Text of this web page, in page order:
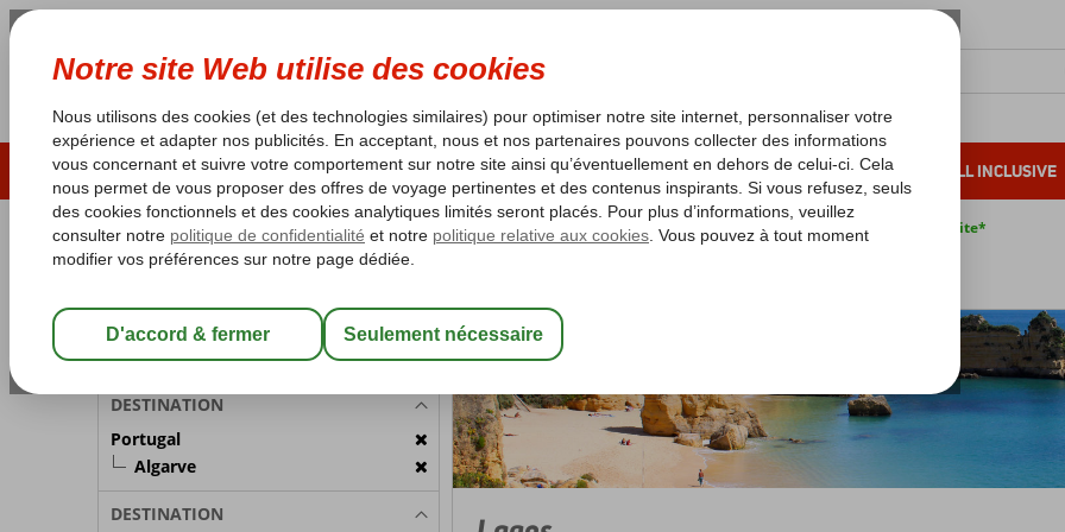
ÉTÉ 2026 LAST MINUTES SOLEIL D'HIVER VACANCES AU SOLEIL ALL INCLUSIVE
Les garanties de vacances Garantie du prix le plus bas* Pas de surcharge carburant Annulation gratuite*
Chambre 1: 2 Personnes
Modifier les participants
DESTINATION
Portugal
Algarve
DESTINATION